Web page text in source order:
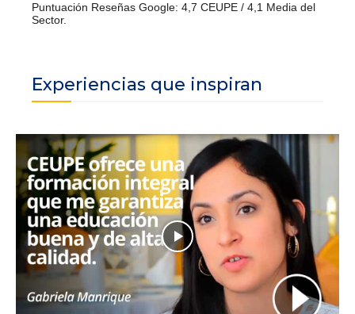
Puntuación Reseñas Google: 4,7 CEUPE / 4,1 Media del
Sector.
Experiencias que inspiran